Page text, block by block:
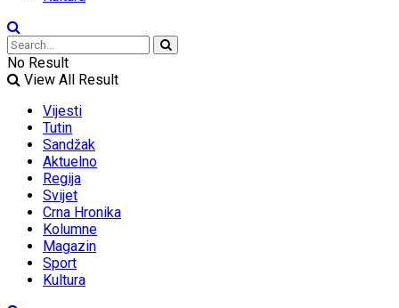
No Result
View All Result
Vijesti
Tutin
Sandžak
Aktuelno
Regija
Svijet
Crna Hronika
Kolumne
Magazin
Sport
Kultura